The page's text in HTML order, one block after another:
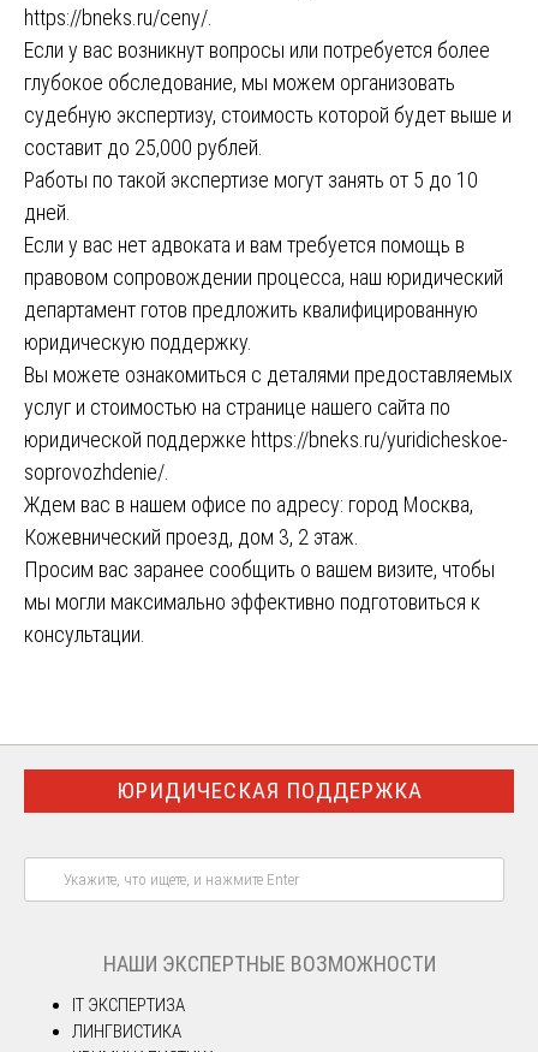
https://bneks.ru/ceny/
Если у вас возникнут вопросы или потребуется более
глубокое обследование, мы можем организовать
судебную экспертизу, стоимость которой будет выше и
составит до 25,000 рублей.
Работы по такой экспертизе могут занять от 5 до 10
дней.
Если у вас нет адвоката и вам требуется помощь в
правовом сопровождении процесса, наш юридический
департамент готов предложить квалифицированную
юридическую поддержку.
Вы можете ознакомиться с деталями предоставляемых
услуг и стоимостью на странице нашего сайта по
юридической поддержке https://bneks.ru/yuridicheskoe-
soprovozhdenie/
Ждем вас в нашем офисе по адресу: город Москва,
Кожевнический проезд, дом 3, 2 этаж.
Просим вас заранее сообщить о вашем визите, чтобы
мы могли максимально эффективно подготовиться к
консультации.
ЮРИДИЧЕСКАЯ ПОДДЕРЖКА
НАШИ ЭКСПЕРТНЫЕ ВОЗМОЖНОСТИ
IT ЭКСПЕРТИЗА
ЛИНГВИСТИКА